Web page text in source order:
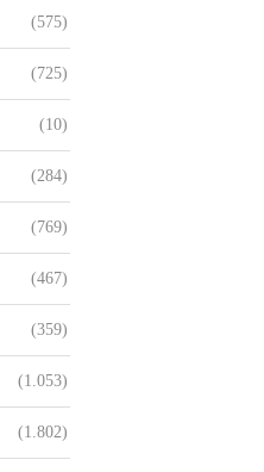
(575)
(725)
(10)
(284)
(769)
(467)
(359)
(1.053)
(1.802)